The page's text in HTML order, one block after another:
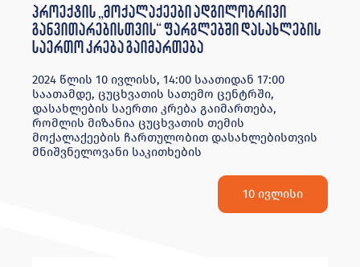
პროექტის „მოქალაქეები ადგილობრივი
განვითარებისთვის“ ფარგლებში დასახლების
საერთო კრება გაიმართება
2024 წლის 10 ივლისს, 14:00 საათიდან 17:00
საათამდე, ცუცხვათის სათემო ცენტრში,
დასახლების საერთი კრება გაიმართება,
რომლის მიზანია ცუცხვათის თემის
მოქალაქეების ჩართულობით დასახლებისთვის
მნიშვნელოვანი საკითხების
10 ივლისი